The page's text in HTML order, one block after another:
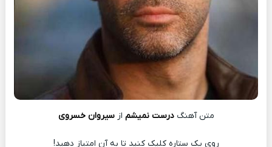
متن آهنگدرست نمیشم ازسیروان خسروی
روی یک ستاره کلیک کنید تا به آن امتیاز دهید!